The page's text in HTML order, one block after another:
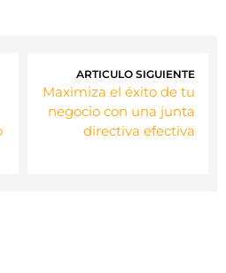
ARTICULO SIGUIENTE
Maximiza el éxito de tu
negocio con una junta
directiva efectiva